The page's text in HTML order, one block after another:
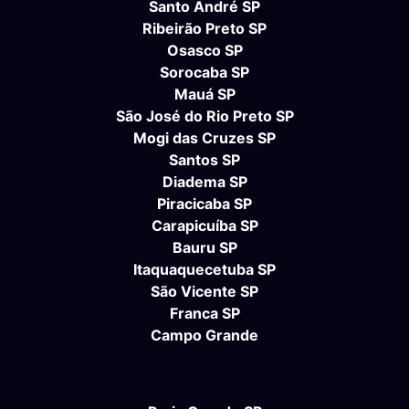
Santo André SP
Ribeirão Preto SP
Osasco SP
Sorocaba SP
Mauá SP
São José do Rio Preto SP
Mogi das Cruzes SP
Santos SP
Diadema SP
Piracicaba SP
Carapicuíba SP
Bauru SP
Itaquaquecetuba SP
São Vicente SP
Franca SP
Campo Grande